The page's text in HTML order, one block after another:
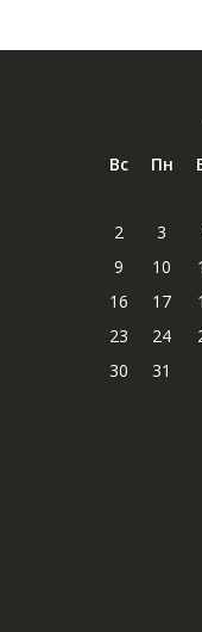
Вс Пн
2
3
9
10
16
17
23
24
30
31